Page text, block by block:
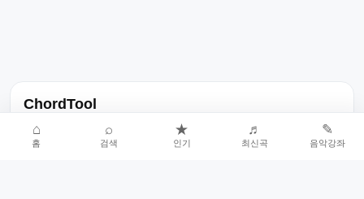
ChordTool
노래 가사, 곡 정보, 코드, 악보를 한곳에서 찾을 수 있는 음악 정보
서비스입니다.
⌂
홈
⌕
검색
★
인기
♬
최신곡
✎
음악강좌